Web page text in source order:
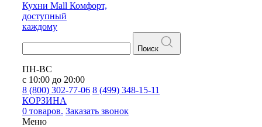
Кухни Mall Комфорт,
доступный
каждому
Поиск
ПН-ВС
с 10:00 до 20:00
8 (800) 302-77-06 8 (499) 348-15-11
КОРЗИНА
0 товаров. Заказать звонок
Меню